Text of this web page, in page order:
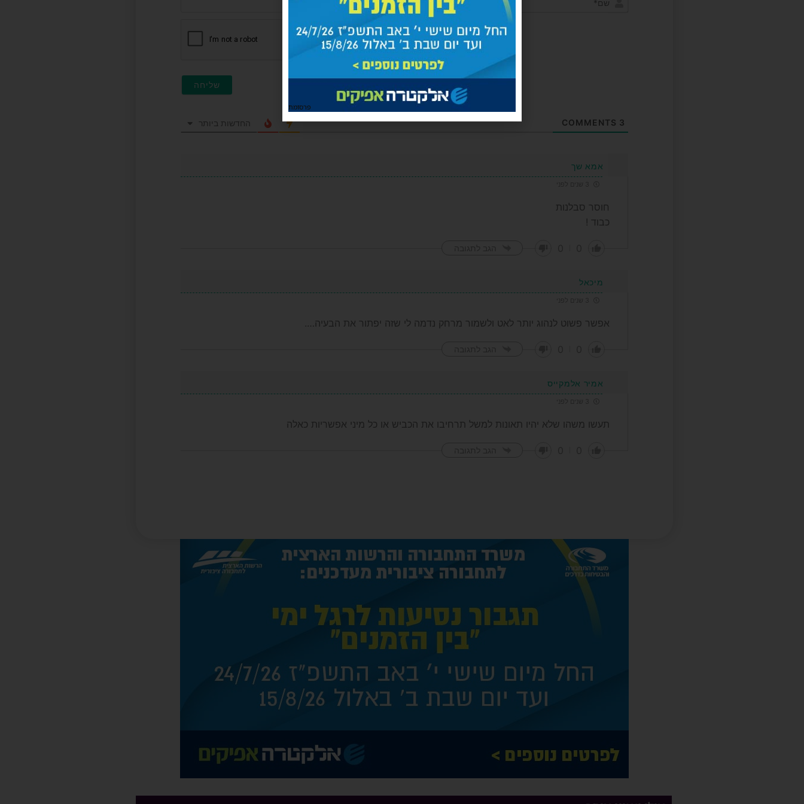
3 החדשות ביותר
אמא שך
חוסר סבלנות
כבוד !
מיכאל
אפשר פשוט לנהוג יותר לאט ולשמור מרחק נדמה לי שזה יפתור את הבעיה….
אמיר אלמקייס
תעשו משהו שלא יהיו תאונות למשל תרחיבו את הכביש או כל מיני אפשריות כאלה
פרסומת